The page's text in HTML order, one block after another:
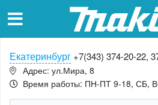
Екатеринбург +7(343) 374-20-22,
Адрес: ул.Мира, 8
Время работы: ПН-ПТ 9-18, СБ,